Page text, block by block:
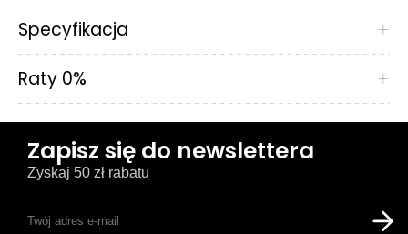
Specyfikacja +
Raty 0% +
Zapisz się do newslettera
Zyskaj 50 zł rabatu